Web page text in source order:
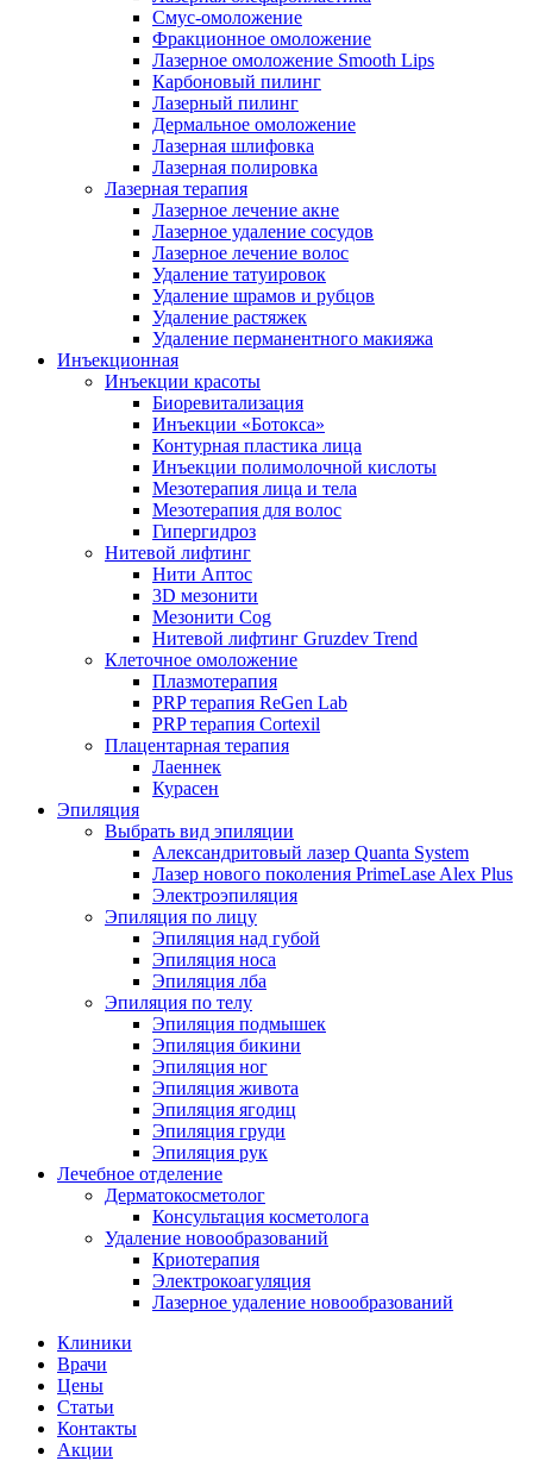
Смус-омоложение
Фракционное омоложение
Лазерное омоложение Smooth Lips
Карбоновый пилинг
Лазерный пилинг
Дермальное омоложение
Лазерная шлифовка
Лазерная полировка
Лазерная терапия
Лазерное лечение акне
Лазерное удаление сосудов
Лазерное лечение волос
Удаление татуировок
Удаление шрамов и рубцов
Удаление растяжек
Удаление перманентного макияжа
Инъекционная
Инъекции красоты
Биоревитализация
Инъекции «Ботокса»
Контурная пластика лица
Инъекции полимолочной кислоты
Мезотерапия лица и тела
Мезотерапия для волос
Гипергидроз
Нитевой лифтинг
Нити Аптос
3D мезонити
Мезонити Cog
Нитевой лифтинг Gruzdev Trend
Клеточное омоложение
Плазмотерапия
PRP терапия ReGen Lab
PRP терапия Cortexil
Плацентарная терапия
Лаеннек
Курасен
Эпиляция
Выбрать вид эпиляции
Александритовый лазер Quanta System
Лазер нового поколения PrimeLase Alex Plus
Электроэпиляция
Эпиляция по лицу
Эпиляция над губой
Эпиляция носа
Эпиляция лба
Эпиляция по телу
Эпиляция подмышек
Эпиляция бикини
Эпиляция ног
Эпиляция живота
Эпиляция ягодиц
Эпиляция груди
Эпиляция рук
Лечебное отделение
Дерматокосметолог
Консультация косметолога
Удаление новообразований
Криотерапия
Электрокоагуляция
Лазерное удаление новообразований
Клиники
Врачи
Цены
Статьи
Контакты
Акции